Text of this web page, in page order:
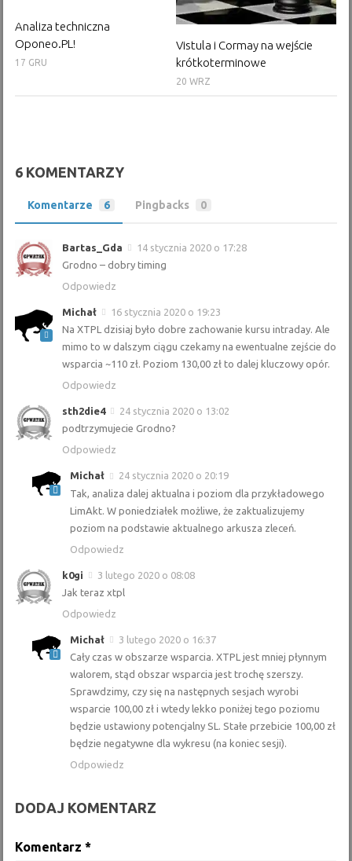
Analiza techniczna
Oponeo.PL!
17 GRU
Vistula i Cormay na wejście
krótkoterminowe
20 WRZ
6 KOMENTARZY
Komentarze 6 Pingbacks 0
Bartas_Gda
14 stycznia 2020 o 17:28
Grodno – dobry timing
Odpowiedz
Michał
16 stycznia 2020 o 19:23
Na XTPL dzisiaj było dobre zachowanie kursu intraday. Ale
mimo to w dalszym ciągu czekamy na ewentualne zejście do
wsparcia ~110 zł. Poziom 130,00 zł to dalej kluczowy opór.
Odpowiedz
sth2die4
24 stycznia 2020 o 13:02
podtrzymujecie Grodno?
Odpowiedz
Michał
24 stycznia 2020 o 20:19
Tak, analiza dalej aktualna i poziom dla przykładowego
LimAkt. W poniedziałek możliwe, że zaktualizujemy
poziom na podstawie aktualnego arkusza zleceń.
Odpowiedz
k0gi
3 lutego 2020 o 08:08
Jak teraz xtpl
Odpowiedz
Michał
3 lutego 2020 o 16:37
Cały czas w obszarze wsparcia. XTPL jest mniej płynnym
walorem, stąd obszar wsparcia jest trochę szerszy.
Sprawdzimy, czy się na następnych sesjach wyrobi
wsparcie 100,00 zł i wtedy lekko poniżej tego poziomu
będzie ustawiony potencjalny SL. Stałe przebicie 100,00 zł
będzie negatywne dla wykresu (na koniec sesji).
Odpowiedz
DODAJ KOMENTARZ
Komentarz*